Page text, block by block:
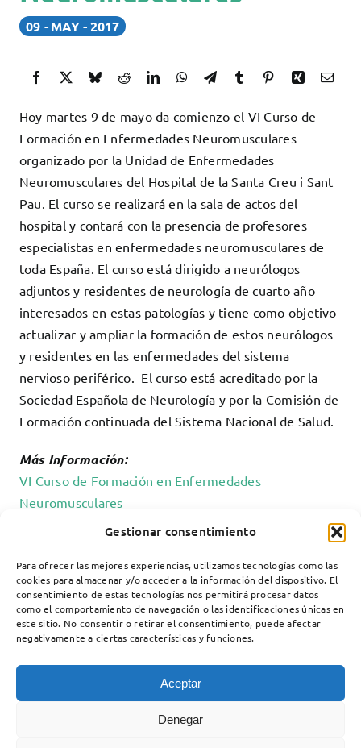
Gestionar consentimiento
Para ofrecer las mejores experiencias, utilizamos tecnologías como las
cookies para almacenar y/o acceder a la información del dispositivo. El
consentimiento de estas tecnologías nos permitirá procesar datos
como el comportamiento de navegación o las identificaciones únicas en
este sitio. No consentir o retirar el consentimiento, puede afectar
negativamente a ciertas características y funciones.
Aceptar
Denegar
Registros
Servicios
Contacto
09 MAY 2017
Hoy martes 9 de mayo da comienzo el VI Curso de
Formación en Enfermedades Neuromusculares
organizado por la Unidad de Enfermedades
Neuromusculares del Hospital de la Santa Creu i Sant
Pau. El curso se realizará en la sala de actos del
hospital y contará con la presencia de profesores
especialistas en enfermedades neuromusculares de
toda España. El curso está dirigido a neurólogos
adjuntos y residentes de neurología de cuarto año
interesados en estas patologías y tiene como objetivo
actualizar y ampliar la formación de estos neurólogos
y residentes en las enfermedades del sistema
nervioso periférico. El curso está acreditado por la
Sociedad Española de Neurología y por la Comisión de
Formación continuada del Sistema Nacional de Salud.
Más Información:
VI Curso de Formación en Enfermedades
Neuromusculares
Unidad de Enfermedades Neuromusculares